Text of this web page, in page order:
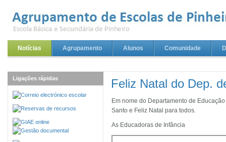
Notícias Agrupamento Alunos Comunidade
Feliz Natal do Dep.
Em nome do Departamento de
Santo e Feliz Natal para todos.
As Educadoras de Infância
Ligações rápidas